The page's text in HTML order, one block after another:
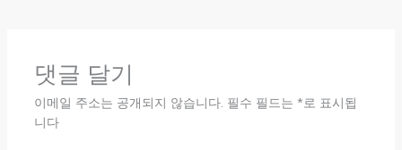
댓글 달기
이메일 주소는 공개되지 않습니다. 필수 필드는 *로 표시됩
니다